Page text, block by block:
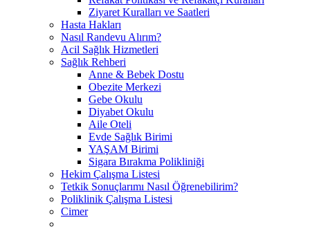
Ziyaret Kuralları ve Saatleri
Hasta Hakları
Nasıl Randevu Alırım?
Acil Sağlık Hizmetleri
Sağlık Rehberi
Anne & Bebek Dostu
Obezite Merkezi
Gebe Okulu
Diyabet Okulu
Aile Oteli
Evde Sağlık Birimi
YAŞAM Birimi
Sigara Bırakma Polikliniği
Hekim Çalışma Listesi
Tetkik Sonuçlarımı Nasıl Öğrenebilirim?
Poliklinik Çalışma Listesi
Cimer